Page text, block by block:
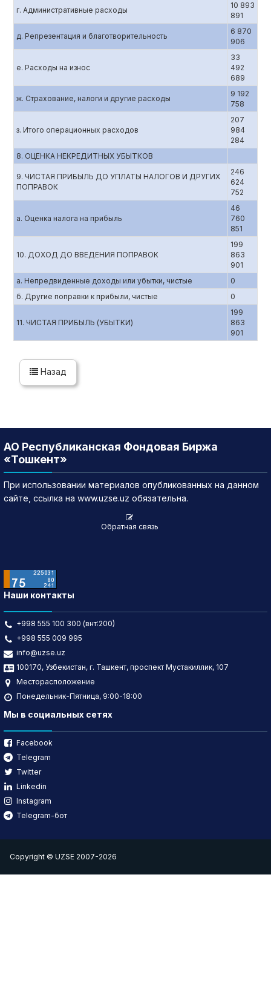
г. Административные расходы
10 893
891
д. Репрезентация и благотворительность
6 870
906
е. Расходы на износ
33
492
689
ж. Страхование, налоги и другие расходы
9 192
758
з. Итого операционных расходов
207
984
284
8. ОЦЕНКА НЕКРЕДИТНЫХ УБЫТКОВ
9. ЧИСТАЯ ПРИБЫЛЬ ДО УПЛАТЫ НАЛОГОВ И ДРУГИХ
ПОПРАВОК
246
624
752
а. Оценка налога на прибыль
46
760
851
10. ДОХОД ДО ВВЕДЕНИЯ ПОПРАВОК
199
863
901
а. Непредвиденные доходы или убытки, чистые
0
б. Другие поправки к прибыли, чистые
0
11. ЧИСТАЯ ПРИБЫЛЬ (УБЫТКИ)
199
863
901
Назад
АО Республиканская Фондовая Биржа
«Тошкент»
При использовании материалов опубликованных на данном
сайте, ссылка на www.uzse.uz обязательна.
Обратная связь
Наши контакты
+998 555 100 300 (внт:200)
+998 555 009 995
info@uzse.uz
100170, Узбекистан, г. Ташкент, проспект Мустакиллик, 107
Месторасположение
Понедельник-Пятница, 9:00-18:00
Мы в социальных сетях
Facebook
Telegram
Twitter
Linkedin
Instagram
Telegram-бот
Copyright © UZSE 2007-2026